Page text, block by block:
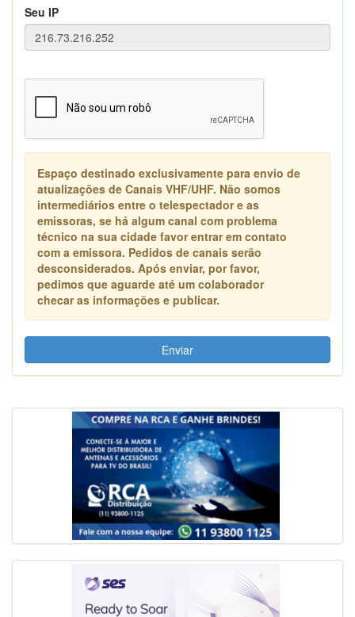
Seu IP
Espaço destinado exclusivamente para envio de
atualizações de Canais VHF/UHF. Não somos
intermediários entre o telespectador e as
emissoras, se há algum canal com problema
técnico na sua cidade favor entrar em contato
com a emissora. Pedidos de canais serão
desconsiderados. Após enviar, por favor,
pedimos que aguarde até um colaborador
checar as informações e publicar.
Enviar